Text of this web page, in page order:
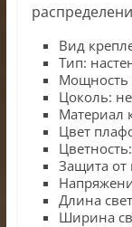
Вид
Тип:
Мощность
Цоколь:
Материал
Цвет
Защита от
Длина
Ширина